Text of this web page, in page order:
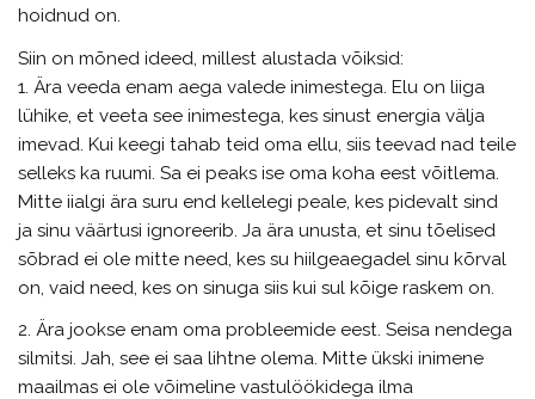
hoidnud on.
Siin on mõned ideed, millest alustada võiksid:
1. Ära veeda enam aega valede inimestega. Elu on liiga
lühike, et veeta see inimestega, kes sinust energia välja
imevad. Kui keegi tahab teid oma ellu, siis teevad nad teile
selleks ka ruumi. Sa ei peaks ise oma koha eest võitlema.
Mitte iialgi ära suru end kellelegi peale, kes pidevalt sind
ja sinu väärtusi ignoreerib. Ja ära unusta, et sinu tõelised
sõbrad ei ole mitte need, kes su hiilgeaegadel sinu kõrval
on, vaid need, kes on sinuga siis kui sul kõige raskem on.
2. Ära jookse enam oma probleemide eest. Seisa nendega
silmitsi. Jah, see ei saa lihtne olema. Mitte ükski inimene
maailmas ei ole võimeline vastulöökidega ilma